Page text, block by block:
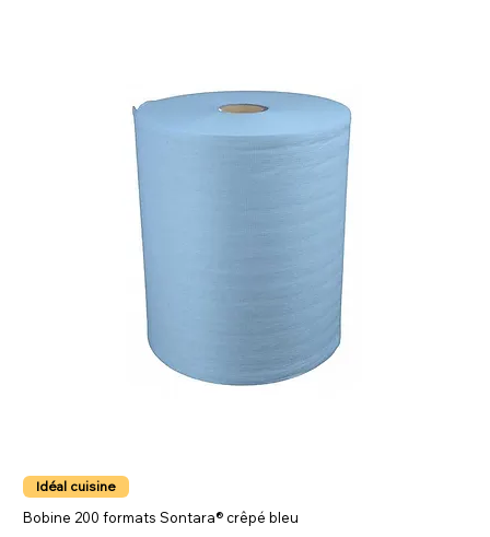
Idéal cuisine
Bobine 200 formats Sontara® crêpé bleu